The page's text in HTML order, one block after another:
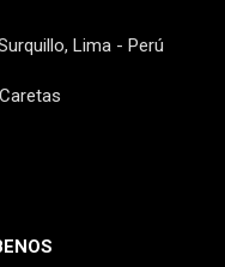
Lima - Perú